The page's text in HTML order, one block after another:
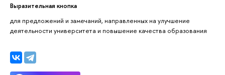
Выразительная кнопка
для предложений и замечаний, направленных на улучшение
деятельности университета и повышение качества образования